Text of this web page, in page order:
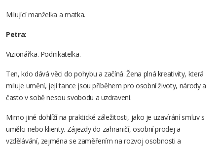
Milující manželka a matka.
Petra:
Vizionářka. Podnikatelka.
Ten, kdo dává věci do pohybu a začíná. Žena plná kreativity, která
miluje umění, její tance jsou příběhem pro osobní životy, národy a
často v sobě nesou svobodu a uzdravení.
Mimo jiné dohlíží na praktické záležitosti, jako je uzavírání smluv s
umělci nebo klienty. Zájezdy do zahraničí, osobní prodej a
vzdělávání, zejména se zaměřením na rozvoj osobnosti a